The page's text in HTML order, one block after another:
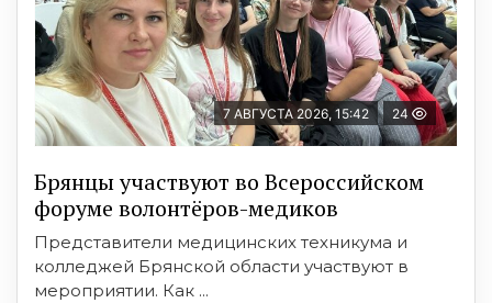
7 АВГУСТА 2026, 15:42 24
Брянцы участвуют во Всероссийском
форуме волонтёров-медиков
Представители медицинских техникума и
колледжей Брянской области участвуют в
мероприятии. Как ...